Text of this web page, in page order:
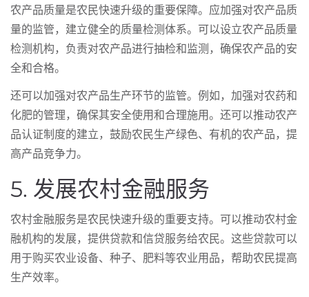
农产品质量是农民快速升级的重要保障。应加强对农产品质
量的监管，建立健全的质量检测体系。可以设立农产品质量
检测机构，负责对农产品进行抽检和监测，确保农产品的安
全和合格。
还可以加强对农产品生产环节的监管。例如，加强对农药和
化肥的管理，确保其安全使用和合理施用。还可以推动农产
品认证制度的建立，鼓励农民生产绿色、有机的农产品，提
高产品竞争力。
5. 发展农村金融服务
农村金融服务是农民快速升级的重要支持。可以推动农村金
融机构的发展，提供贷款和信贷服务给农民。这些贷款可以
用于购买农业设备、种子、肥料等农业用品，帮助农民提高
生产效率。